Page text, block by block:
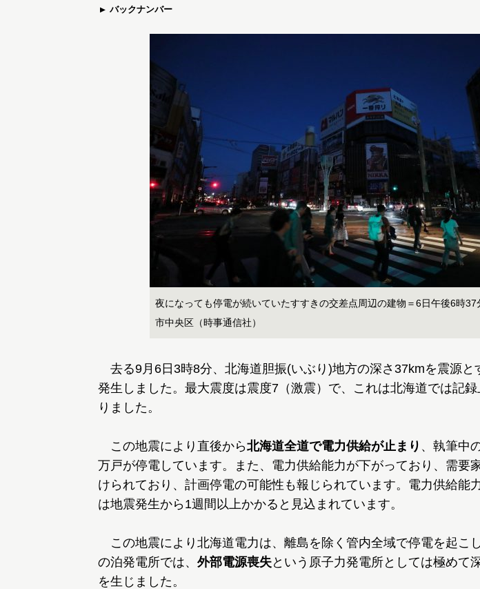
バックナンバー
夜になっても停電が続いていたすすきの交差点周辺の建物＝6日午後6時37
市中央区（時事通信社）
去る9月6日3時8分、北海道胆振(いぶり)地方の深さ37kmを震源と
発生しました。最大震度は震度7（激震）で、これは北海道では記
りました。
この地震により直後から北海道全道で電力供給が止まり 、執筆中
万戸が停電しています。また、電力供給能力が下がっており、需要
けられており、計画停電の可能性も報じられています。電力供給能
は地震発生から1週間以上かかると見込まれています。
この地震により北海道電力は、離島を除く管内全域で停電を起こ
の泊発電所では、 外部電源喪失という原子力発電所としては極めて
を生じました。